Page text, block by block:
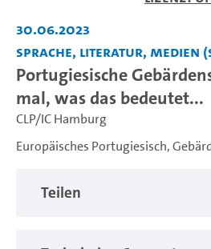
30.06.2023
Sprache, Literatur, Medien
Portugiesische
mal, was das bedeutet...
CLP/IC Hamburg
Europäisches Portugiesisch,
Teilen